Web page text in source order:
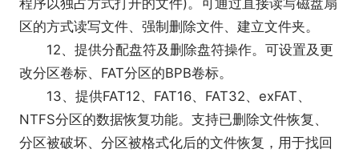
程序以独占方式打开的文件)。可通过直接读写磁盘扇
区的方式读写文件、强制删除文件、建立文件夹。
12、提供分配盘符及删除盘符操作。可设置及更
改分区卷标、FAT分区的BPB卷标。
13、提供FAT12、FAT16、FAT32、exFAT、
NTFS分区的数据恢复功能。支持已删除文件恢复、
分区被破坏、分区被格式化后的文件恢复，用于找回